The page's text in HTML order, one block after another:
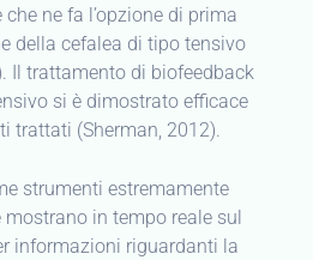
ne fa l’opzione di prima
della cefalea di tipo tensivo
Il trattamento di biofeedback
si è dimostrato efficace
trattati (Sherman, 2012).
strumenti estremamente
in tempo reale sul
informazioni riguardanti la